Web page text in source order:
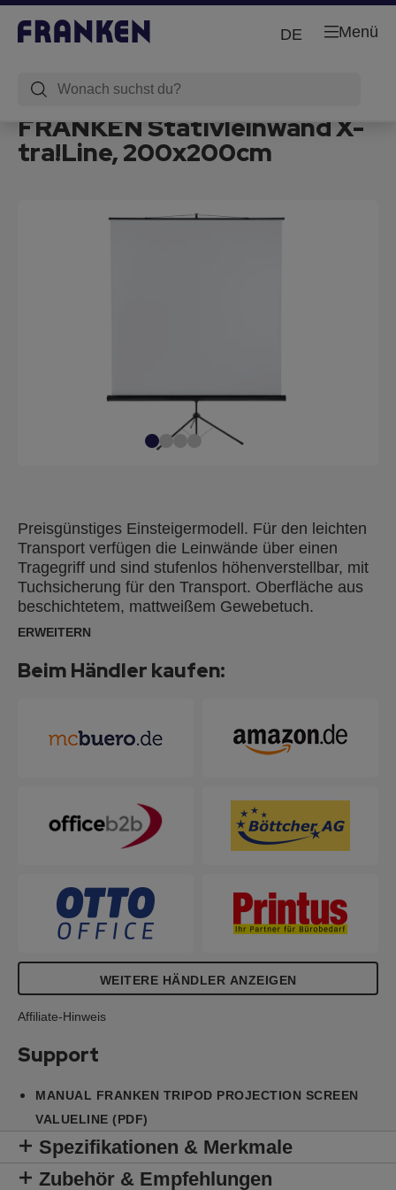
Menü
DE
FRANKEN Stativleinwand X-
tra!Line, 200x200cm
Preisgünstiges Einsteigermodell. Für den leichten
Transport verfügen die Leinwände über einen
Tragegriff und sind stufenlos höhenverstellbar, mit
Tuchsicherung für den Transport. Oberfläche aus
beschichtetem, mattweißem Gewebetuch.
ERWEITERN
Beim Händler kaufen:
WEITERE HÄNDLER ANZEIGEN
Affiliate-Hinweis
Support
MANUAL FRANKEN TRIPOD PROJECTION SCREEN
VALUELINE (PDF)
Spezifikationen & Merkmale
Zubehör & Empfehlungen